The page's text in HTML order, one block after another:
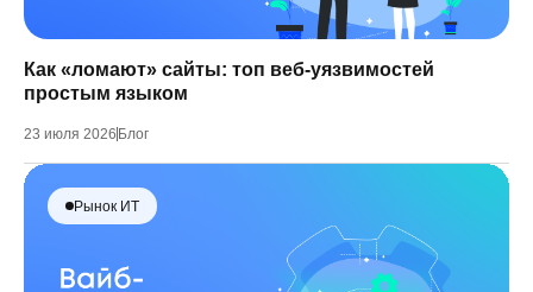
Как «ломают» сайты: топ веб-уязвимостей
простым языком
23 июля 2026 Блог
Рынок ИТ